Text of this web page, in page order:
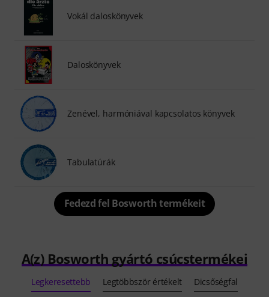
Vokál daloskönyvek
Daloskönyvek
Zenével, harmóniával kapcsolatos könyvek
Tabulatúrák
Fedezd fel Bosworth termékeit
A(z) Bosworth gyártó csúcstermékei
Legkeresettebb Legtöbbször értékelt Dicsőségfal